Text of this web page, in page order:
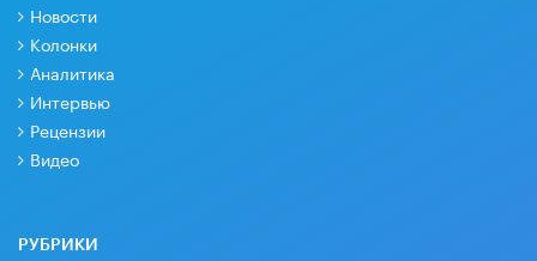
Новости
Колонки
Аналитика
Интервью
Рецензии
Видео
РУБРИКИ